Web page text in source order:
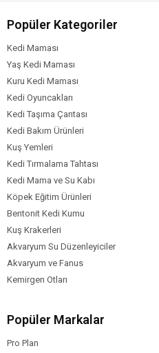
Popüler Kategoriler
Kedi Maması
Yaş Kedi Maması
Kuru Kedi Maması
Kedi Oyuncakları
Kedi Taşıma Çantası
Kedi Bakım Ürünleri
Kuş Yemleri
Kedi Tırmalama Tahtası
Kedi Mama ve Su Kabı
Köpek Eğitim Ürünleri
Bentonit Kedi Kumu
Kuş Krakerleri
Akvaryum Su Düzenleyiciler
Akvaryum ve Fanus
Kemirgen Otları
Popüler Markalar
Pro Plan